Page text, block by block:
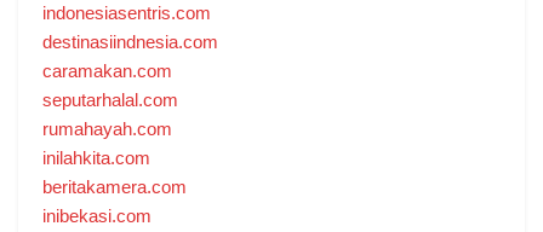
indonesiasentris.com
destinasiindnesia.com
caramakan.com
seputarhalal.com
rumahayah.com
inilahkita.com
beritakamera.com
inibekasi.com